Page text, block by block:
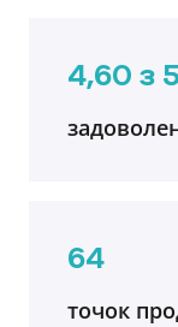
4,60 з 5
64
точок